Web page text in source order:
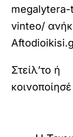
vinteo/